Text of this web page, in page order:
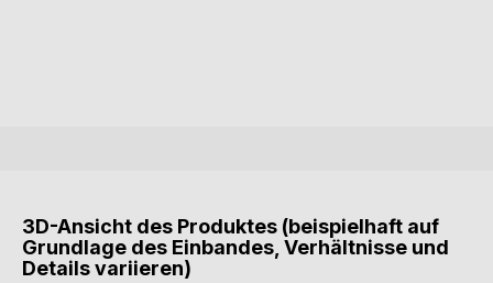
3D-Ansicht des Produktes (beispielhaft auf
Grundlage des Einbandes, Verhältnisse und
Details variieren)